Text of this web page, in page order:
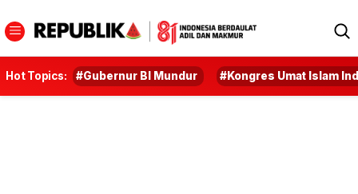
Hot Topics: #Gubernur BI Mundur #Kongres Umat Islam